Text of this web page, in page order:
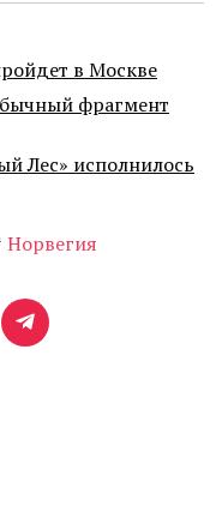
в Москве
фрагмент
Лес» исполнилось
Норвегия